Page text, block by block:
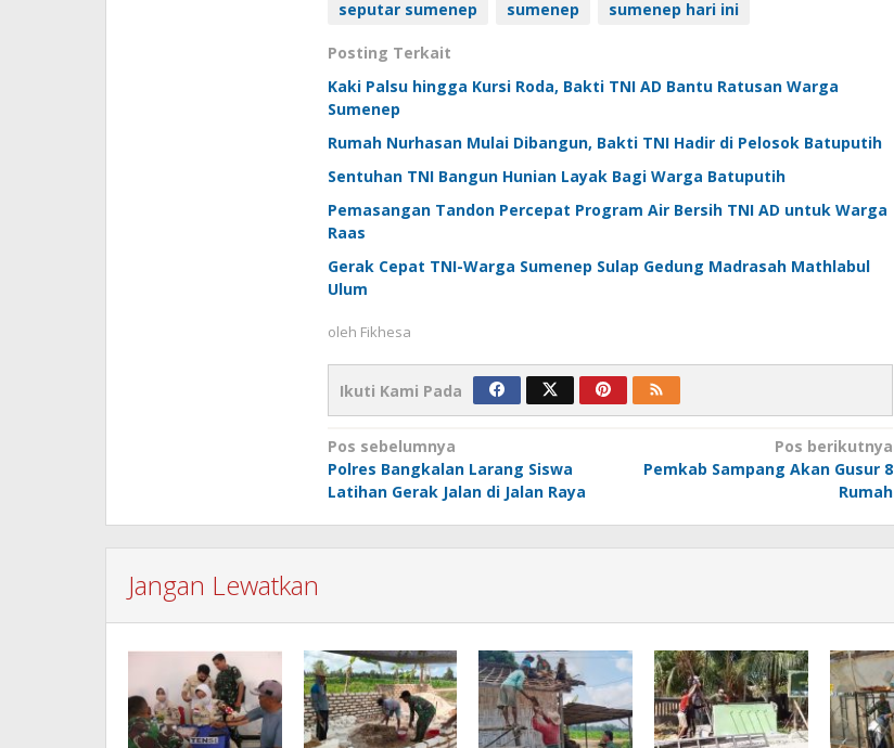
seputar sumenep
sumenep sumenep hari ini
Posting Terkait
Kaki Palsu hingga Kursi Roda, Bakti TNI AD Bantu Ratusan Warga
Sumenep
Rumah Nurhasan Mulai Dibangun, Bakti TNI Hadir di Pelosok Batuputih
Sentuhan TNI Bangun Hunian Layak Bagi Warga Batuputih
Pemasangan Tandon Percepat Program Air Bersih TNI AD untuk Warga
Raas
Gerak Cepat TNI-Warga Sumenep Sulap Gedung Madrasah Mathlabul
Ulum
oleh Fikhesa
Ikuti Kami Pada
Navigasi
pos
Pos sebelumnya
Polres Bangkalan Larang Siswa
Latihan Gerak Jalan di Jalan Raya
Pos berikutnya
Pemkab Sampang Akan Gusur 8
Rumah
Jangan Lewatkan